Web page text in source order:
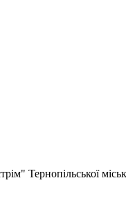
Тернопільської